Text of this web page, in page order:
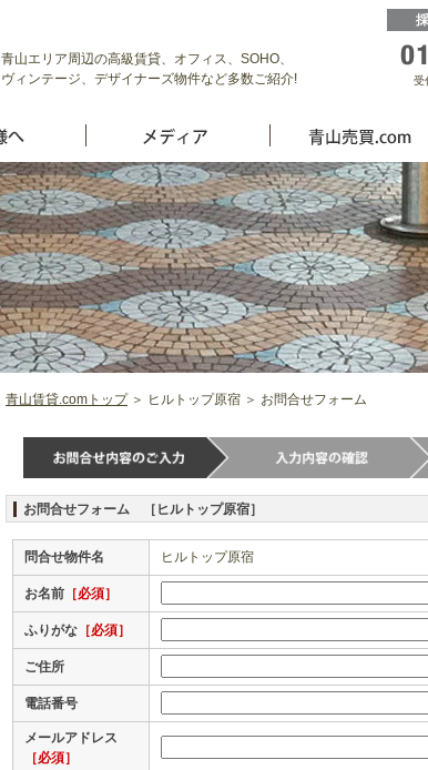
青山エリア周辺の高級賃貸、オフィス、SOHO、
ヴィンテージ、デザイナーズ物件など多数ご紹介!
受
青山賃貸.comトップ＞ ヒルトップ原宿 ＞ お問合せフォーム
お問合せフォーム ［ヒルトップ原宿］
問合せ物件名 ヒルトップ原宿
お名前［必須］
ふりがな［必須］
ご住所
電話番号
メールアドレス
［必須］